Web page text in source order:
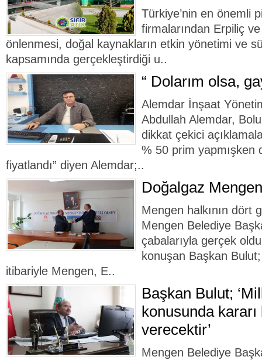
Türkiye’nin en önemli
firmalarından Erpiliç
önlenmesi, doğal kaynakların etkin yönetimi ve
kapsamında gerçekleştirdiği u..
“ Dolarım olsa,
Alemdar İnşaat
Abdullah Alemdar,
dikkat çekici
% 50 prim yapmışken
fiyatlandı” diyen Alemdar;..
Doğalgaz
Mengen halkının dört
Mengen Belediye
çabalarıyla gerçek
konuşan Başkan
itibariyle Mengen, E..
Başkan Bulut;
konusunda
verecektir’
Mengen Belediye